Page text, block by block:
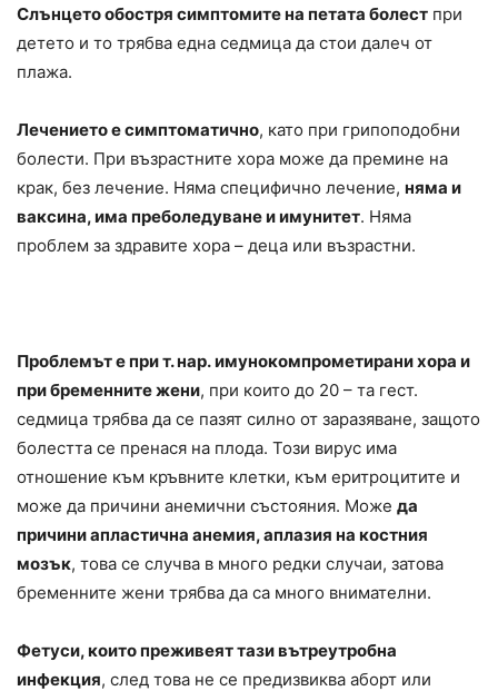
Слънцето обостря симптомите на петата болест при
детето и то трябва една седмица да стои далеч от
плажа.
Лечението е симптоматично, като при грипоподобни
болести. При възрастните хора може да премине на
крак, без лечение. Няма специфично лечение, няма и
ваксина, има преболедуване и имунитет. Няма
проблем за здравите хора – деца или възрастни.
Проблемът е при т. нар.имунокомпрометирани хора и
при бременните жени, при които до 20 – та гест.
седмица трябва да се пазят силно от заразяване, защото
болестта се пренася на плода. Този вирус има
отношение към кръвните клетки, към еритроцитите и
може да причини анемични състояния. Може да
причини апластична анемия, аплазия на костния
мозък, това се случва в много редки случаи, затова
бременните жени трябва да са много внимателни.
Фетуси, които преживеят тази вътреутробна
инфекция, след това не се предизвиква аборт или